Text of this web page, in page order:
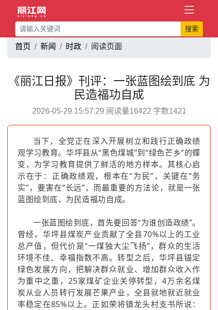
搜索
首页 新闻 时政 阅读页面
《丽江日报》刊评：一张蓝图绘到底 为
民造福功自成
2026-05-29 15:57:29 阅读量16422 字数1421
当下，全党正在深入开展树立和践行正确政绩
观学习教育。华坪县从“黑色煤城”到“绿色芒乡”的蝶
变，为学习教育提供了鲜活的地方样本。其核心启
示在于：正确政绩观，根本在“为民”，关键在“务
实”，要害在“长远”，而最重要的方法论，就是一张
蓝图绘到底，为民造福功自成。
一张蓝图绘到底，首先要回答“为谁创造政绩”。
曾经，华坪县煤炭产业贡献了全县70%以上的工业
总产值，但代价是“一煤独大尘飞扬”，群众的生活
环境不佳、幸福指数不高。转型之后，华坪县锚定
绿色发展方向，把解决群众就业、增加群众收入作
为重中之重，25家煤矿企业关停转型，4万余名煤
炭从业人员转行发展芒果产业，全县就地就近就业
率稳定在85%以上。正如荣将镇龙头村支书所说：